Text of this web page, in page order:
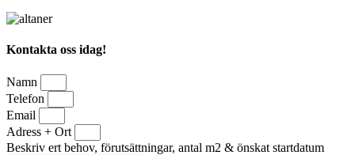
Kontakta oss idag!
Namn
Telefon
Email
Adress + Ort
Beskriv ert behov, förutsättningar, antal m2 & önskat startdatum